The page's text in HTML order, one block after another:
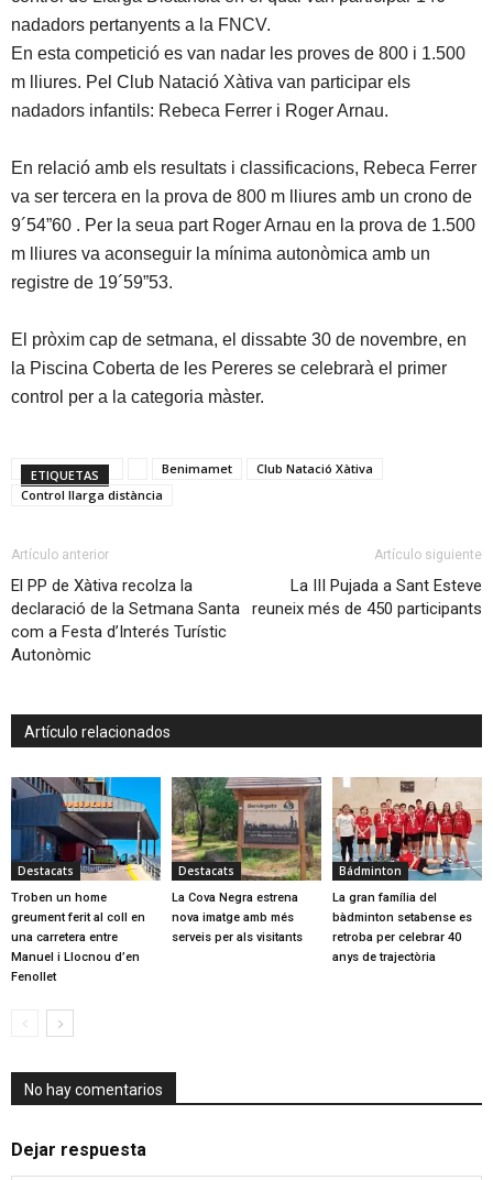
nadadors pertanyents a la FNCV.
En esta competició es van nadar les proves de 800 i 1.500
m lliures. Pel Club Natació Xàtiva van participar els
nadadors infantils: Rebeca Ferrer i Roger Arnau.
En relació amb els resultats i classificacions, Rebeca Ferrer
va ser tercera en la prova de 800 m lliures amb un crono de
9´54”60 . Per la seua part Roger Arnau en la prova de 1.500
m lliures va aconseguir la mínima autonòmica amb un
registre de 19´59”53.
El pròxim cap de setmana, el dissabte 30 de novembre, en
la Piscina Coberta de les Pereres se celebrarà el primer
control per a la categoria màster.
ETIQUETAS Benimamet
Club Natació Xàtiva
Control llarga distància
Artículo anterior
El PP de Xàtiva recolza la
declaració de la Setmana Santa
com a Festa d’Interés Turístic
Autonòmic
Artículo siguiente
La III Pujada a Sant Esteve
reuneix més de 450 participants
Artículo relacionados
Destacats
Troben un home
greument ferit al coll en
una carretera entre
Manuel i Llocnou d’en
Fenollet
Destacats
La Cova Negra estrena
nova imatge amb més
serveis per als visitants
Bádminton
La gran família del
bàdminton setabense es
retroba per celebrar 40
anys de trajectòria
No hay comentarios
Dejar respuesta